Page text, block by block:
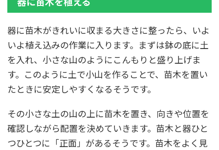
器に苗木がきれいに収まる大きさに整ったら、いよ
いよ植え込みの作業に入ります。まずは鉢の底に土
を入れ、小さな山のようにこんもりと盛り上げま
す。このように土で小山を作ることで、苗木を置い
たときに安定しやすくなるそうです。
その小さな土の山の上に苗木を置き、向きや位置を
確認しながら配置を決めていきます。苗木と器ひと
つひとつに「正面」があるそうです。苗木をよく見